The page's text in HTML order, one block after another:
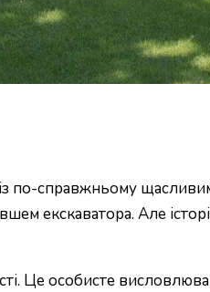
із по-справжньому
екскаватора. Але
Це особисте